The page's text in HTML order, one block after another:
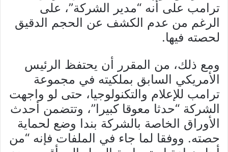
ترامب على أنه “مدير الشركة”، على
الرغم من عدم الكشف عن الحجم الدقيق
لحصته فيها.
ومع ذلك، من المقرر أن يحتفظ الرئيس
الأمريكي السابق بملكيته في مجموعة
ترامب للإعلام والتكنولوجيا، حتى لو واجهت
الشركة “حدثا معوقا كبيرا”، وتتضمن أحدث
الأوراق الخاصة بالشركة بندا وضع لحماية
حصته. ووفقا لما جاء في الملفات فإنه “من